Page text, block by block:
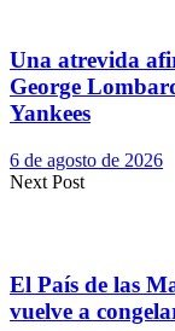
Una atrevida
George
Yankees
6 de agosto de 2026
Next Post
El País de las
vuelve a